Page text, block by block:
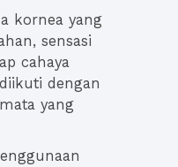
kornea yang
sensasi
cahaya
dengan
yang